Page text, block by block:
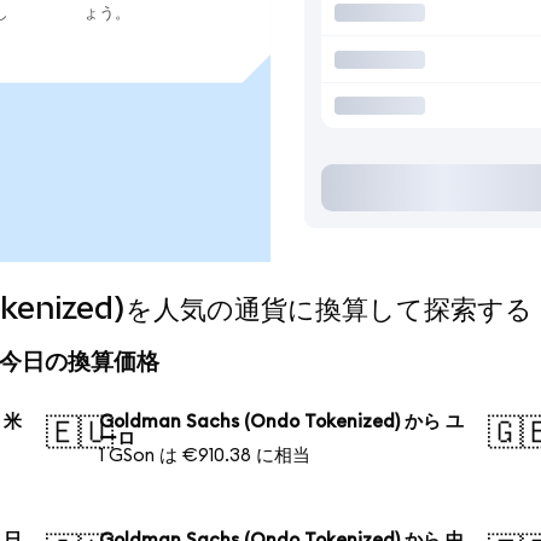
ょう。
を人気の通貨に換算して探索する
日の換算価格
🇪🇺Goldman Sachs (Ondo Tokenized) から ユ
ーロ
1 GSon は €910.38 に相当